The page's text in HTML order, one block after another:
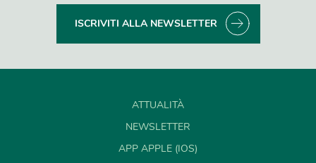
ISCRIVITI ALLA NEWSLETTER
ATTUALITÀ
NEWSLETTER
APP APPLE (IOS)